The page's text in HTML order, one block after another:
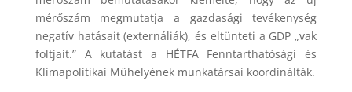
mérőszám megmutatja a gazdasági tevékenység
negatív hatásait (externáliák), és eltünteti a GDP „vak
foltjait.” A kutatást a HÉTFA Fenntarthatósági és
Klímapolitikai Műhelyének munkatársai koordinálták.